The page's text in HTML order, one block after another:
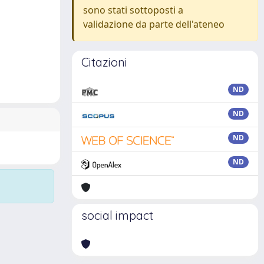
sono stati sottoposti a
validazione da parte dell'ateneo
Citazioni
ND
ND
ND
ND
social impact